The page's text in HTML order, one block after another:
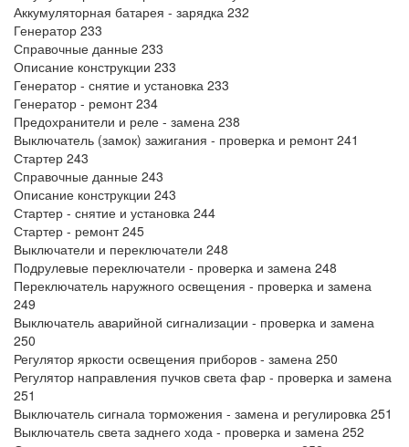
Аккумуляторная батарея - зарядка 232
Генератор 233
Справочные данные 233
Описание конструкции 233
Генератор - снятие и установка 233
Генератор - ремонт 234
Предохранители и реле - замена 238
Выключатель (замок) зажигания - проверка и ремонт 241
Стартер 243
Справочные данные 243
Описание конструкции 243
Стартер - снятие и установка 244
Стартер - ремонт 245
Выключатели и переключатели 248
Подрулевые переключатели - проверка и замена 248
Переключатель наружного освещения - проверка и замена
249
Выключатель аварийной сигнализации - проверка и замена
250
Регулятор яркости освещения приборов - замена 250
Регулятор направления пучков света фар - проверка и замена
251
Выключатель сигнала торможения - замена и регулировка 251
Выключатель света заднего хода - проверка и замена 252